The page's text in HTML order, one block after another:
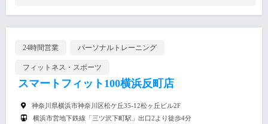
24時間営業 パーソナルトレーニング
フィットネス・スポーツ
スマートフィット100横浜反町店
神奈川県横浜市神奈川区松ケ丘35-12松ヶ丘ビル2F
横浜市営地下鉄線「三ツ沢下町駅」出口2より徒歩4分